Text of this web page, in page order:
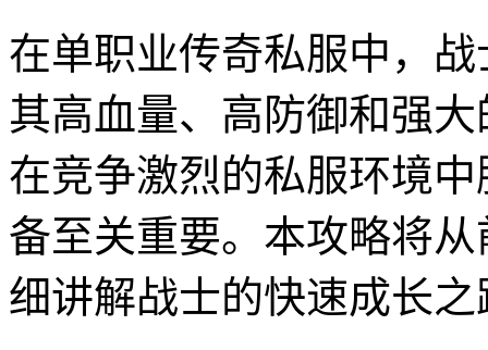
在单职业传奇私服中，
其高血量、高防御和强
在竞争激烈的私服环境
备至关重要。本攻略将
细讲解战士的快速成长之